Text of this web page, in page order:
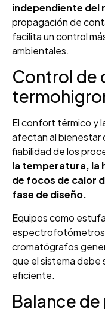
independiente del
propagación de
facilita un control
ambientales.
Control de
El confort térmico y
afectan al bienestar
fiabilidad de los
la temperatura, la
de focos de calor
fase de diseño.
Equipos como
espectrofotómetros
cromatógrafos
que el sistema debe
eficiente.
Balance